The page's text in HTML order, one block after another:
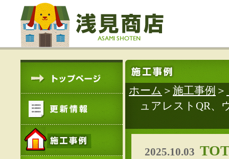
ホーム ＞ 施工事例 ＞
ュアレストQR
2025.10.03